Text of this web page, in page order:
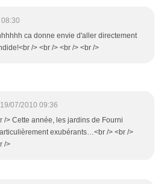
ca donne envie d'aller directement
/> <br /> <br /> <br />
19/07/2010 09:36
/> Cette année, les jardins de Fourni
exubérants…<br /> <br />
/>